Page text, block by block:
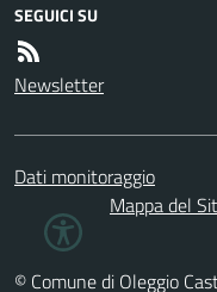
SEGUICI SU
Newsletter
Dati monitoraggio
Mappa del
© Comune di Oleggio